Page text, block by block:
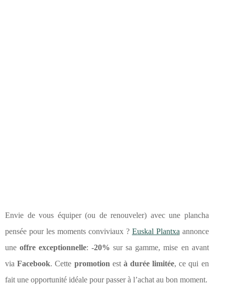
Envie de vous équiper (ou de renouveler) avec une plancha
pensée pour les moments conviviaux ? Euskal Plantxa annonce
uneoffre exceptionnelle:-20% sur sa gamme, mise en avant
viaFacebook. Cette promotion est à durée limitée, ce qui en
fait une opportunité idéale pour passer à l’achat au bon moment.